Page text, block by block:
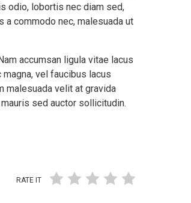
odio, lobortis nec diam sed,
commodo nec, malesuada ut
accumsan ligula vitae lacus
vel faucibus lacus
malesuada velit at gravida
sed auctor sollicitudin.
RATE IT